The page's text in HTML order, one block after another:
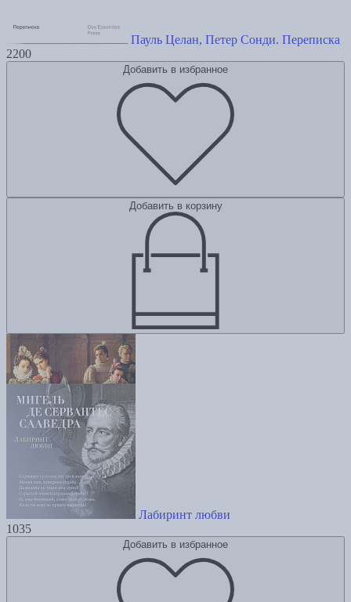
Пауль Целан, Петер Сонди. Переписка
2200
Добавить в избранное
Добавить в корзину
Лабиринт любви
1035
Добавить в избранное